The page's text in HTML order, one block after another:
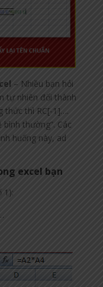
– Nhiều bạn hỏi
tự nhiên đổi thành
thức thì RC[-1]….
thường”. Các
huống này, ad
excel bạn
1):